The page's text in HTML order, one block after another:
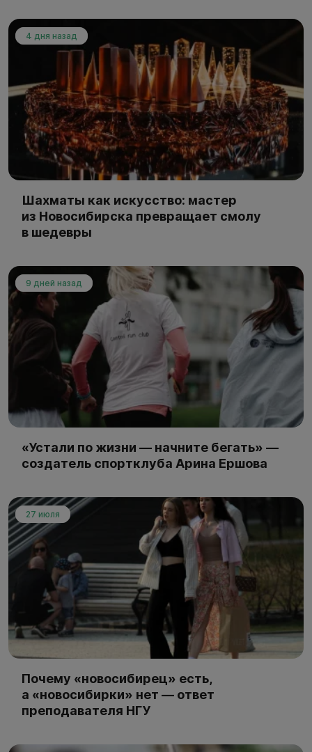
4 дня назад
Шахматы как искусство: мастер
из Новосибирска превращает смолу
в шедевры
9 дней назад
«Устали по жизни — начните бегать» —
создатель спортклуба Арина Ершова
27 июля
Почему «новосибирец» есть,
а «новосибирки» нет — ответ
преподавателя НГУ